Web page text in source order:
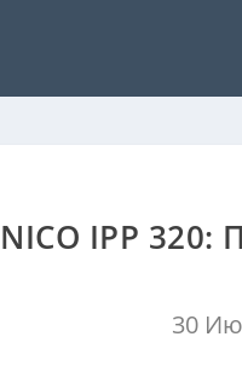
IPP
30